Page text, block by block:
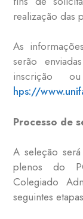
realização das
As
serão
inscrição
hps://
Processo de
A seleção
plenos do
Colegiado
seguintes